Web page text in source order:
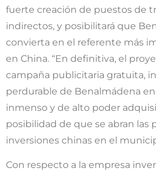
fuerte creación de puestos de
indirectos, y posibilitará que
convierta en el referente más
en China. “En definitiva, el
campaña publicitaria gratuita,
perdurable de Benalmádena
inmenso y de alto poder
posibilidad de que se abran las
inversiones chinas en el
Con respecto a la empresa